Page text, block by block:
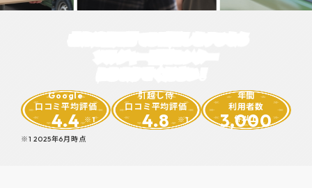
Google
口コミ平均評価
4.4 ※1
引越し侍
口コミ平均評価
4.8 ※1
年間
利用者数
3,000
件以上
※1 2025年6月時点